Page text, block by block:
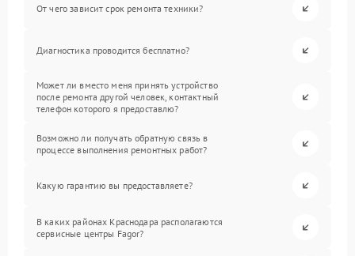
От чего зависит срок ремонта техники?
Диагностика проводится бесплатно?
Может ли вместо меня принять устройство
после ремонта другой человек, контактный
телефон которого я предоставлю?
Возможно ли получать обратную связь в
процессе выполнения ремонтных работ?
Какую гарантию вы предоставляете?
В каких районах Краснодара располагаются
сервисные центры Fagor?